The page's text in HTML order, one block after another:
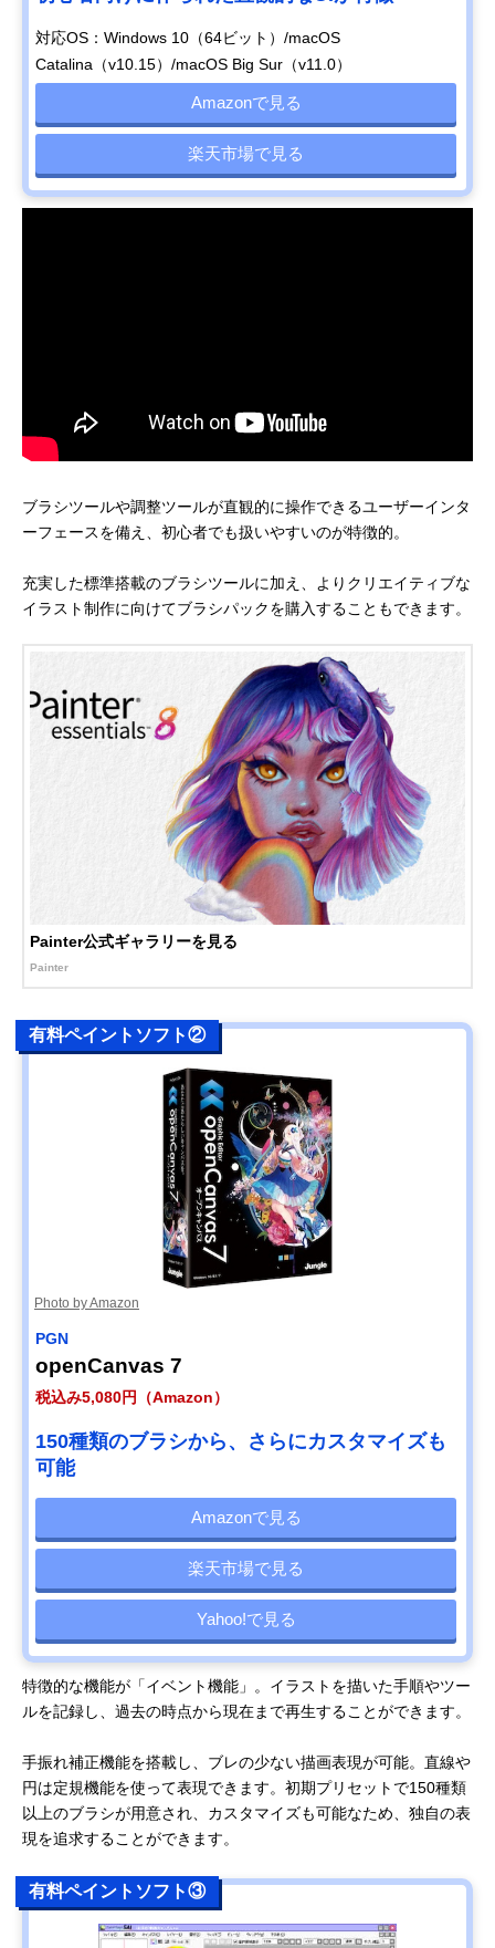
対応OS：Windows 10（64ビット）/macOS
Catalina（v10.15）/macOS Big Sur（v11.0）
Amazonで見る
楽天市場で見る
ブラシツールや調整ツールが直観的に操作できるユーザーインタ
ーフェースを備え、初心者でも扱いやすいのが特徴的。
充実した標準搭載のブラシツールに加え、よりクリエイティブな
イラスト制作に向けてブラシパックを購入することもできます。
Painter公式ギャラリーを見る
Painter
有料ペイントソフト②
Photo by Amazon
PGN
openCanvas 7
税込み5,080円（Amazon）
150種類のブラシから、さらにカスタマイズも
可能
Amazonで見る
楽天市場で見る
Yahoo!で見る
特徴的な機能が「イベント機能」。イラストを描いた手順やツー
ルを記録し、過去の時点から現在まで再生することができます。
手振れ補正機能を搭載し、ブレの少ない描画表現が可能。直線や
円は定規機能を使って表現できます。初期プリセットで150種類
以上のブラシが用意され、カスタマイズも可能なため、独自の表
現を追求することができます。
有料ペイントソフト③